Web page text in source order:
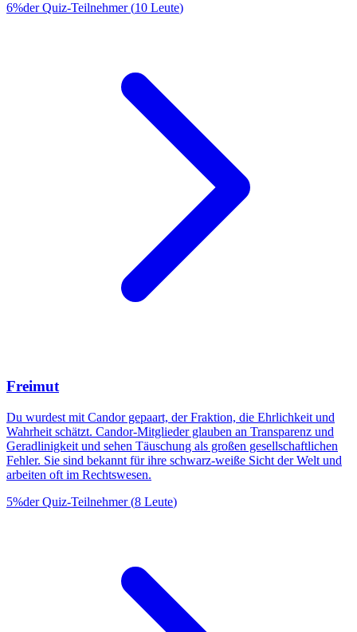
6%der Quiz-Teilnehmer(10 Leute)
Freimut
Du wurdest mit Candor gepaart, der Fraktion, die Ehrlichkeit und
Wahrheit schätzt. Candor-Mitglieder glauben an Transparenz und
Geradlinigkeit und sehen Täuschung als großen gesellschaftlichen
Fehler. Sie sind bekannt für ihre schwarz-weiße Sicht der Welt und
arbeiten oft im Rechtswesen.
5%der Quiz-Teilnehmer(8 Leute)